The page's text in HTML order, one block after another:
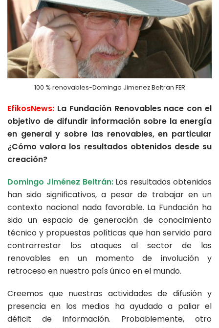
100 % renovables-Domingo Jimenez Beltran FER
EfikosNews: La Fundación Renovables nace con el
objetivo de difundir información sobre la energía
en general y sobre las renovables, en particular
¿Cómo valora los resultados obtenidos desde su
creación?
Domingo Jiménez Beltrán: Los resultados obtenidos
han sido significativos, a pesar de trabajar en un
contexto nacional nada favorable. La Fundación ha
sido un espacio de generación de conocimiento
técnico y propuestas políticas que han servido para
contrarrestar los ataques al sector de las
renovables en un momento de involución y
retroceso en nuestro país único en el mundo.
Creemos que nuestras actividades de difusión y
presencia en los medios ha ayudado a paliar el
déficit de información. Probablemente, otro